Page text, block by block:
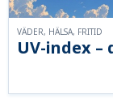
UV-index –
VÄDER, HÄLSA, FRITID